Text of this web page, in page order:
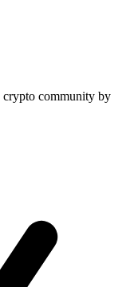
crypto community by